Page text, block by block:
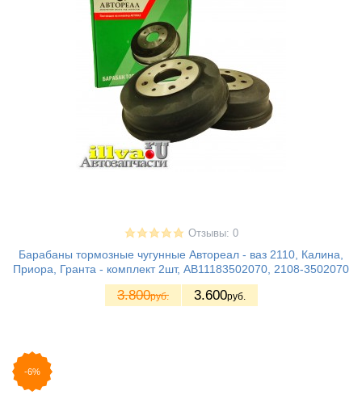
Отзывы: 0
Барабаны тормозные чугунные Автореал - ваз 2110, Калина,
Приора, Гранта - комплект 2шт, АВ11183502070, 2108-3502070
3.800руб. 3.600руб.
-6%